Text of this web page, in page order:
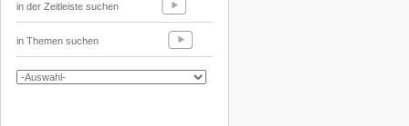
in der Zeitleiste suchen
in Themen suchen